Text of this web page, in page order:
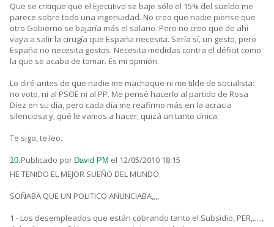
Que se critique que el Ejecutivo se baje sólo el 15% del sueldo me
parece sobre todo una ingenuidad. No creo que nadie piense que
otro Gobierno se bajaría más el salario. Pero no creo que de ahí
vaya a salir la cirugía que España necesita. Sería sí, un gesto, pero
España no necesita gestos. Necesita medidas contra el déficit como
la que se acaba de tomar. Es mi opinión.
Lo diré antes de que nadie me machaque ni me tilde de socialista:
no voto, ni al PSOE ni al PP. Me pensé hacerlo al partido de Rosa
Díez en su día, pero cada día me reafirmo más en la acracia
silenciosa y, qué le vamos a hacer, quizá un tanto cínica.
Te sigo, te leo.
10.Publicado por David PM el 12/05/2010 18:15
HE TENIDO EL MEJOR SUEÑO DEL MUNDO.
SOÑABA QUE UN POLITICO ANUNCIABA,,,,
1.- Los desempleados que están cobrando tanto el Subsidio, PER,.....,